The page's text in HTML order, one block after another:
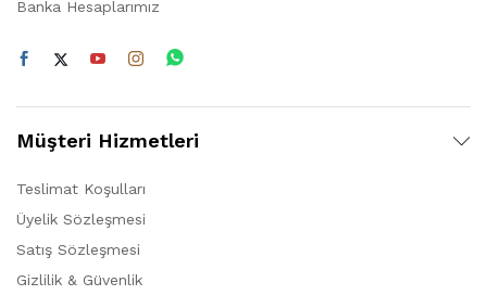
Banka Hesaplarımız
Müşteri Hizmetleri
Teslimat Koşulları
Üyelik Sözleşmesi
Satış Sözleşmesi
Gizlilik & Güvenlik